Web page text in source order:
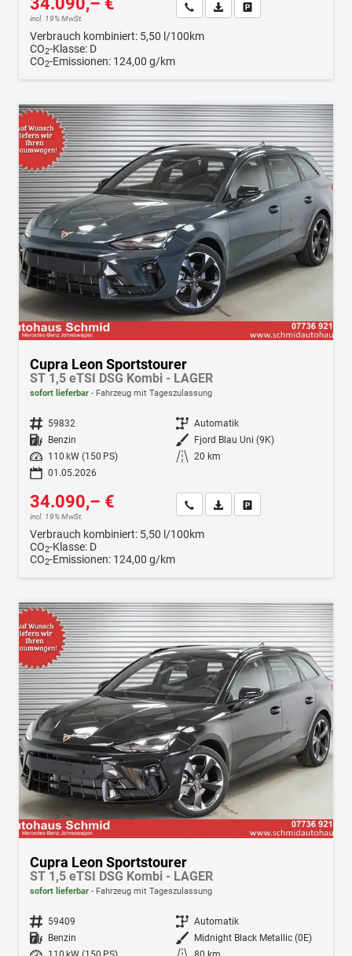
incl. 19% MwSt.
Wir rufen Sie anFahrzeugexposé (PDF)
Verbrauch kombiniert: 5,50 l/100km
CO2-Klasse: D
CO2-Emissionen: 124,00 g/km
Cupra Leon Sportstourer
ST 1,5 eTSI DSG Kombi - LAGER
sofort lieferbar Fahrzeug mit Tageszulassung
Fahrzeugnr. 59832 Getriebe Automatik
Kraftstoff Benzin Außenfarbe Fjord Blau Uni (9K)
Leistung
110 kW (150 PS) Kilometerstand 20 km
01.05.2026
34.090,– €
incl. 19% MwSt.
Wir rufen Sie anFahrzeugexposé (PDF)
Verbrauch kombiniert: 5,50 l/100km
CO2-Klasse: D
CO2-Emissionen: 124,00 g/km
Cupra Leon Sportstourer
ST 1,5 eTSI DSG Kombi - LAGER
sofort lieferbar Fahrzeug mit Tageszulassung
Fahrzeugnr. 59409 Getriebe Automatik
Kraftstoff Benzin Außenfarbe Midnight Black Metallic (0E)